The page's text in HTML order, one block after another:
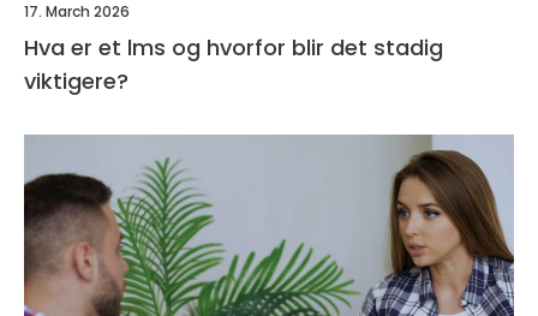
17. March 2026
Hva er et lms og hvorfor blir det stadig
viktigere?